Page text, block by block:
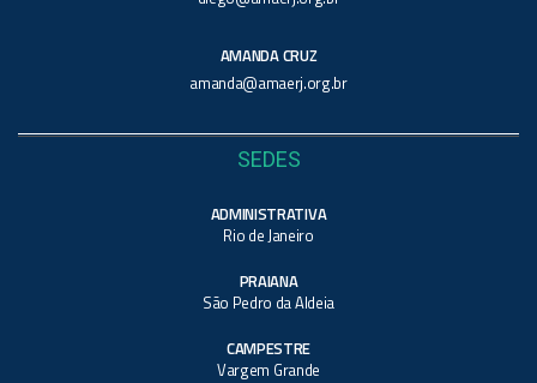
AMANDA CRUZ
amanda@amaerj.org.br
SEDES
ADMINISTRATIVA
Rio de Janeiro
PRAIANA
São Pedro da Aldeia
CAMPESTRE
Vargem Grande